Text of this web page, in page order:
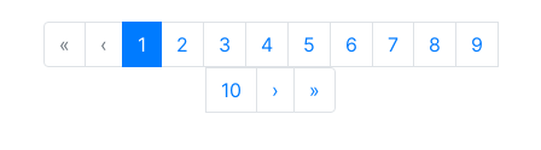
« ‹ 1(目前頁次)
2 3 4 5 6 7 8
9
10
›下一頁
»最後頁